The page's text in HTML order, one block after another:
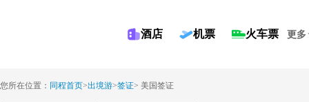
酒店 机票 火车票 更多
您所在位置： 同程首页>出境游>签证> 美国签证